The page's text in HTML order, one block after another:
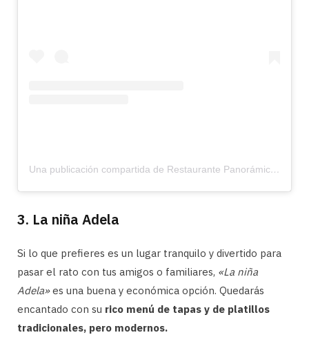
Una publicación compartida de Restaurante Panorámico (@panoramicoronda)
3. La niña Adela
Si lo que prefieres es un lugar tranquilo y divertido para
pasar el rato con tus amigos o familiares, «La niña
Adela»es una buena y económica opción. Quedarás
encantado con su rico menú de tapas y de platillos
tradicionales, pero modernos.